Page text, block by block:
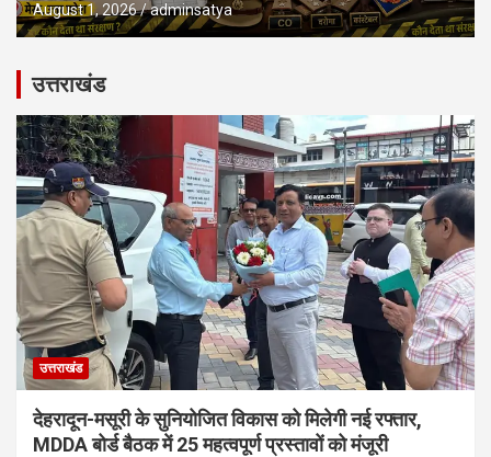
August 1, 2026 adminsatya
उत्तराखंड
उत्तराखंड
देहरादून-मसूरी के सुनियोजित विकास को मिलेगी नई रफ्तार,
MDDA बोर्ड बैठक में 25 महत्वपूर्ण प्रस्तावों को मंजूरी